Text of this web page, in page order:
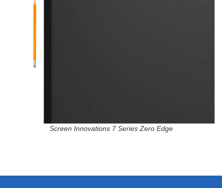
Screen Innovations 7 Series Zero Edge